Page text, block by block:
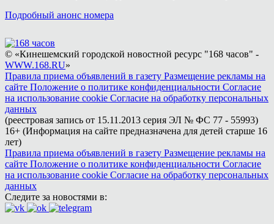
Подробный анонс номера
© «Кинешемский городской новостной ресурс "168 часов" -
WWW.168.RU»
Правила приема объявлений в газету Размещение рекламы на
сайте Положение о политике конфиденциальности Согласие
на использование cookie Согласие на обработку персональных
данных
(реестровая запись от 15.11.2013 серия ЭЛ № ФС 77 - 55993)
16+ (Информация на сайте предназначена для детей старше 16
лет)
Правила приема объявлений в газету Размещение рекламы на
сайте Положение о политике конфиденциальности Согласие
на использование cookie Согласие на обработку персональных
данных
Следите за новостями в: